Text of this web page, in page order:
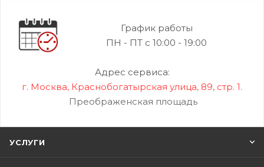
График работы
ПН - ПТ с 10:00 - 19:00
Адрес сервиса:
г. Москва, Краснобогатырская улица, 89, стр. 1.
Преображенская площадь
УСЛУГИ